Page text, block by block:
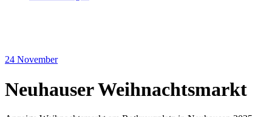
24 November
Neuhauser Weihnachtsmarkt